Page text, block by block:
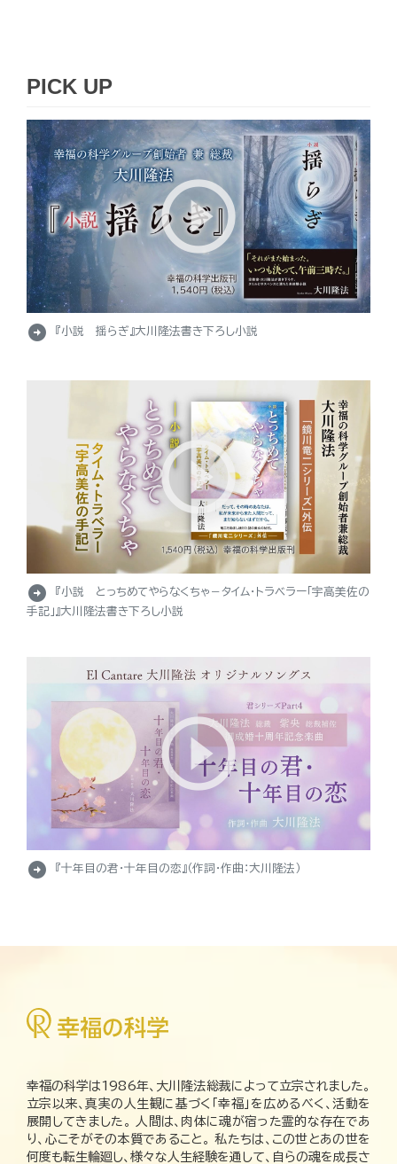
PICK UP
arrow_circle_right 『小説 揺らぎ』大川隆法書き下ろし小説
arrow_circle_right
『小説 とっちめてやらなくちゃ－タイム・トラベラー「宇高美佐の
手記」』大川隆法書き下ろし小説
arrow_circle_right 『十年目の君・十年目の恋』（作詞・作曲：大川隆法）
幸福の科学は1986年、大川隆法総裁によって立宗されました。
立宗以来、真実の人生観に基づく「幸福」を広めるべく、活動を
展開してきました。 人間は、肉体に魂が宿った霊的な存在であ
り、心こそがその本質であること。 私たちは、この世とあの世を
何度も転生輪廻し、様々な人生経験を通して、自らの魂を成長さ